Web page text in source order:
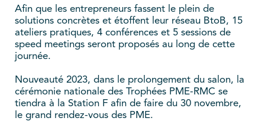
Afin que les entrepreneurs fassent le plein de
solutions concrètes et étoffent leur réseau BtoB, 15
ateliers pratiques, 4 conférences et 5 sessions de
speed meetings seront proposés au long de cette
journée.
Nouveauté 2023, dans le prolongement du salon, la
cérémonie nationale des Trophées PME-RMC se
tiendra à la Station F afin de faire du 30 novembre,
le grand rendez-vous des PME.